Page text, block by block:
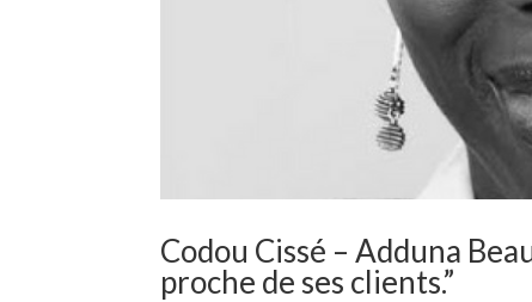
Codou Cissé – Adduna
proche de ses clients.”